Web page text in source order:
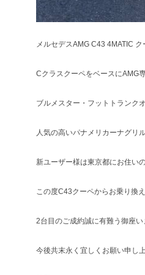
メルセデスAMG C43 4MATIC ク
CクラスクーペをベースにAMG
ブルメスター・フットトランク
人気の高いパナメリカーナグリ
新ユーザー様は東京都にお住いの
この度C43クーペからお乗り換
2台目のご成約誠に有難う御座い
今後共末永く宜しくお願い申し上